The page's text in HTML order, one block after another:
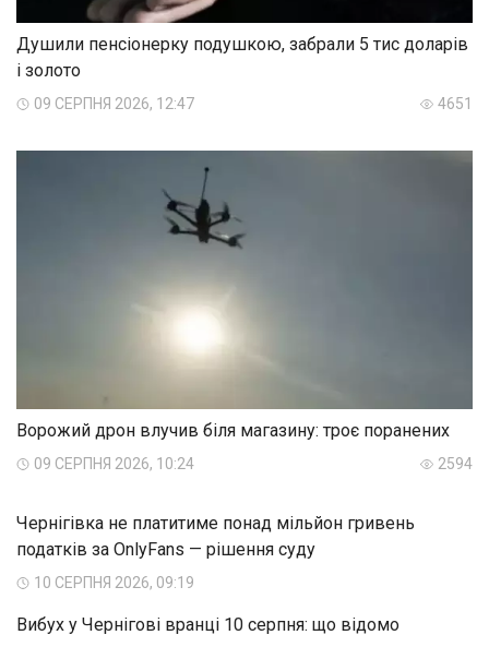
Душили пенсіонерку подушкою, забрали 5 тис доларів
і золото
09 СЕРПНЯ 2026, 12:47 4651
Ворожий дрон влучив біля магазину: троє поранених
09 СЕРПНЯ 2026, 10:24 2594
Чернігівка не платитиме понад мільйон гривень
податків за OnlyFans — рішення суду
10 СЕРПНЯ 2026, 09:19
Вибух у Чернігові вранці 10 серпня: що відомо